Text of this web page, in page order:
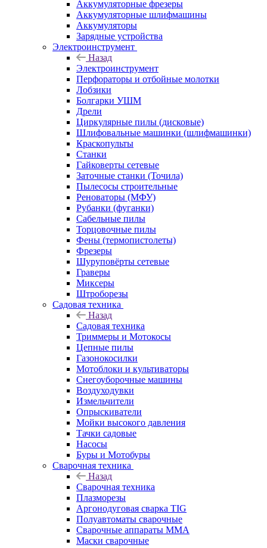
Аккумуляторные фрезеры
Аккумуляторные шлифмашины
Аккумуляторы
Зарядные устройства
Электроинструмент
Назад
Электроинструмент
Перфораторы и отбойные молотки
Лобзики
Болгарки УШМ
Дрели
Циркулярные пилы (дисковые)
Шлифовальные машинки (шлифмашинки)
Краскопульты
Станки
Гайковерты сетевые
Заточные станки (Точила)
Пылесосы строительные
Реноваторы (МФУ)
Рубанки (фуганки)
Сабельные пилы
Торцовочные пилы
Фены (термопистолеты)
Фрезеры
Шуруповёрты сетевые
Граверы
Миксеры
Штроборезы
Садовая техника
Назад
Садовая техника
Триммеры и Мотокосы
Цепные пилы
Газонокосилки
Мотоблоки и культиваторы
Снегоуборочные машины
Воздуходувки
Измельчители
Опрыскиватели
Мойки высокого давления
Тачки садовые
Насосы
Буры и Мотобуры
Сварочная техника
Назад
Сварочная техника
Плазморезы
Аргонодуговая сварка TIG
Полуавтоматы сварочные
Сварочные аппараты ММА
Маски сварочные